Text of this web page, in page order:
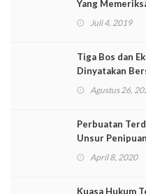
Yang
Juli 4, 2019
Tiga Bos dan
Dinyatakan
Agustus 26,
Perbuatan
Unsur
April 8, 2020
Kuasa Hukum